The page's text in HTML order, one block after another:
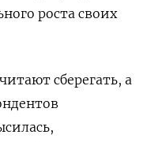
роста своих
сберегать, а